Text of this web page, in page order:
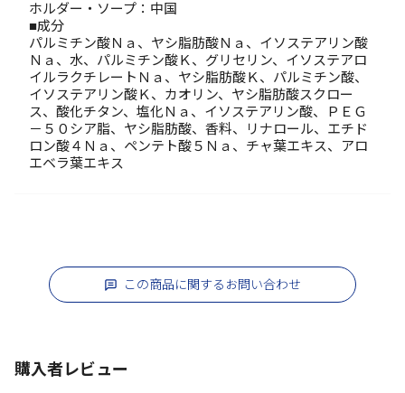
ホルダー・ソープ：中国
■成分
パルミチン酸Ｎａ、ヤシ脂肪酸Ｎａ、イソステアリン酸
Ｎａ、水、パルミチン酸Ｋ、グリセリン、イソステアロ
イルラクチレートＮａ、ヤシ脂肪酸Ｋ、パルミチン酸、
イソステアリン酸Ｋ、カオリン、ヤシ脂肪酸スクロー
ス、酸化チタン、塩化Ｎａ、イソステアリン酸、ＰＥＧ
－５０シア脂、ヤシ脂肪酸、香料、リナロール、エチド
ロン酸４Ｎａ、ペンテト酸５Ｎａ、チャ葉エキス、アロ
エベラ葉エキス
この商品に関するお問い合わせ
購入者レビュー